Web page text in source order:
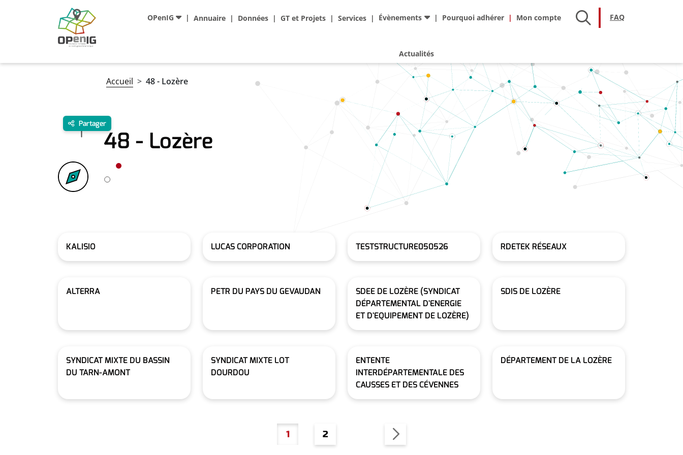
Aller au contenu principal
Navigation principale
OPenIG Annuaire Données GT et Projets Services Évènements
Actualités
Adhésion
Pourquoi adhérer FAQFAQ
Fil d'Ariane
Accueil 48 - Lozère
48 - Lozère
Partager
KALISIO LUCAS CORPORATION TESTSTRUCTURE050526 RDETEK RÉSEAUX
ALTERRA PETR DU PAYS DU GEVAUDAN
SDEE DE LOZÈRE (SYNDICAT
DÉPARTEMENTAL D'ENERGIE
ET D'EQUIPEMENT DE LOZÈRE)
SDIS DE LOZÈRE
SYNDICAT MIXTE DU BASSIN
DU TARN-AMONT
SYNDICAT MIXTE LOT
DOURDOU
ENTENTE
INTERDÉPARTEMENTALE DES
CAUSSES ET DES CÉVENNES
DÉPARTEMENT DE LA LOZÈRE
Page
1 Page
2